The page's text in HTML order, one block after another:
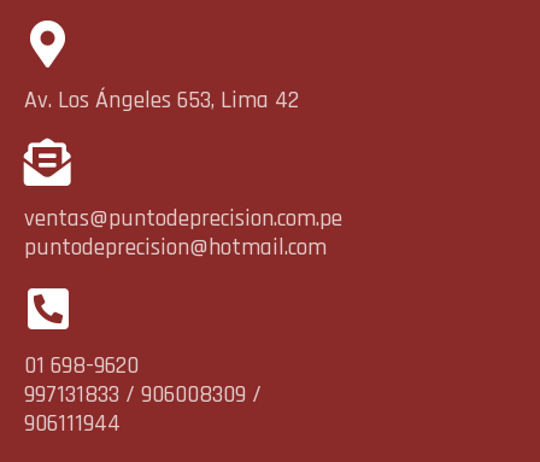
Av. Los Ángeles 653, Lima 42
ventas@puntodeprecision.com.pe
puntodeprecision@hotmail.com
01 698-9620
997131833 / 906008309 /
906111944